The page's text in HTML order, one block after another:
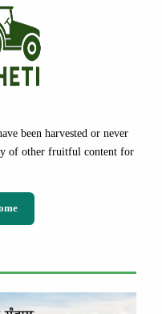
been harvested or never
of other fruitful content for